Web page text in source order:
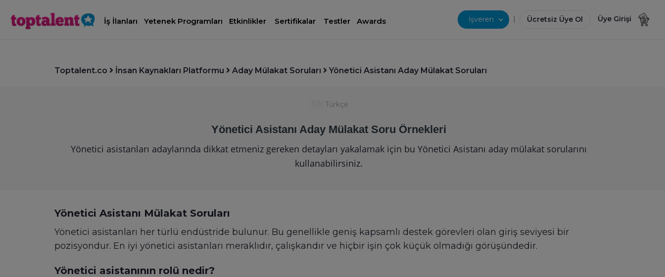
İş İlanları Yetenek Programları Etkinlikler Sertifikalar Testler Awards İşveren | Ücretsiz Üye Ol Üye Girişi
Toptalent.co İnsan Kaynakları Platformu Aday Mülakat Soruları Yönetici Asistanı Aday Mülakat Soruları
Türkçe
Yönetici Asistanı Aday Mülakat Soru Örnekleri
Yönetici asistanları adaylarında dikkat etmeniz gereken detayları yakalamak için bu Yönetici Asistanı aday mülakat sorularını
kullanabilirsiniz.
Yönetici Asistanı Mülakat Soruları
Yönetici asistanları her türlü endüstride bulunur. Bu genellikle geniş kapsamlı destek görevleri olan giriş seviyesi bir
pozisyondur. En iyi yönetici asistanları meraklıdır, çalışkandır ve hiçbir işin çok küçük olmadığı görüşündedir.
Yönetici asistanının rolü nedir?